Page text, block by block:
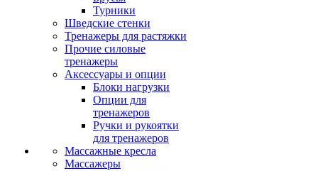
Турники
Шведские стенки
Тренажеры для растяжки
Прочие силовые
тренажеры
Аксессуары и опции
Блоки нагрузки
Опции для
тренажеров
Ручки и рукоятки
для тренажеров
Массажные кресла
Массажеры